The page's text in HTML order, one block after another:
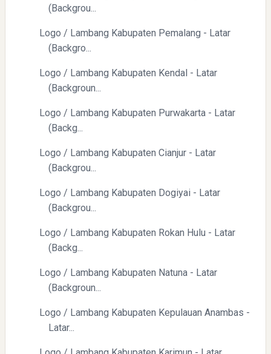
(Backgrou...
Logo / Lambang Kabupaten Pemalang - Latar
(Backgro...
Logo / Lambang Kabupaten Kendal - Latar
(Backgroun...
Logo / Lambang Kabupaten Purwakarta - Latar
(Backg...
Logo / Lambang Kabupaten Cianjur - Latar
(Backgrou...
Logo / Lambang Kabupaten Dogiyai - Latar
(Backgrou...
Logo / Lambang Kabupaten Rokan Hulu - Latar
(Backg...
Logo / Lambang Kabupaten Natuna - Latar
(Backgroun...
Logo / Lambang Kabupaten Kepulauan Anambas -
Latar...